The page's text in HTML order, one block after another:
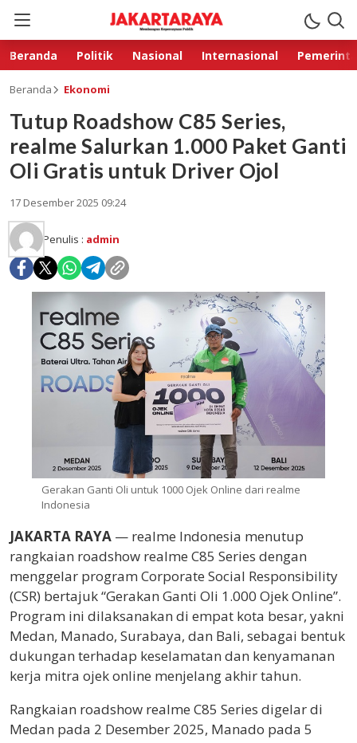
Beranda Politik Nasional Internasional
Beranda Ekonomi
Tutup Roadshow C85 Series,
realme Salurkan 1.000 Paket Ganti
Oli Gratis untuk Driver Ojol
17 Desember 2025 09:24
Penulis : admin
Gerakan Ganti Oli untuk 1000 Ojek Online dari realme
Indonesia
JAKARTA RAYA — realme Indonesia menutup
rangkaian roadshow realme C85 Series dengan
menggelar program Corporate Social Responsibility
(CSR) bertajuk “Gerakan Ganti Oli 1.000 Ojek Online”.
Program ini dilaksanakan di empat kota besar, yakni
Medan, Manado, Surabaya, dan Bali, sebagai bentuk
dukungan terhadap keselamatan dan kenyamanan
kerja mitra ojek online menjelang akhir tahun.
Rangkaian roadshow realme C85 Series digelar di
Medan pada 2 Desember 2025, Manado pada 5